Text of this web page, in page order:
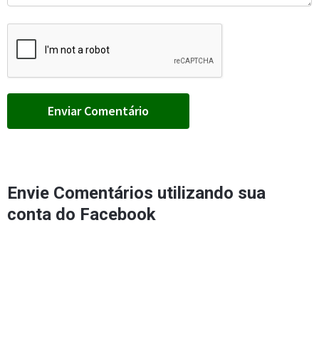
Envie Comentários utilizando sua
conta do Facebook